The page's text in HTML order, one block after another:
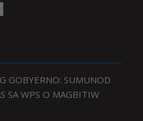
GOBYERNO: SUMUNOD
SA WPS O MAGBITIW